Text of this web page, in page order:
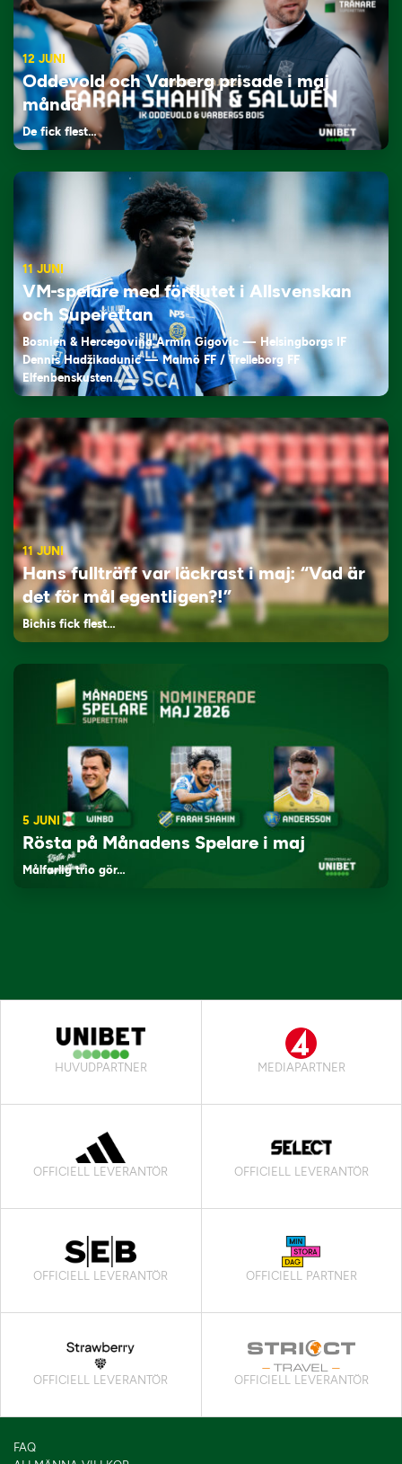
12 JUNI
Oddevold och Varberg prisade i maj
månad
De fick flest…
11 JUNI
VM-spelare med förflutet i Allsvenskan
och Superettan
Bosnien & Hercegovina Armin Gigovic — Helsingborgs IF
Dennis Hadžikadunić — Malmö FF / Trelleborg FF
Elfenbenskusten…
11 JUNI
Hans fullträff var läckrast i maj: “Vad är
det för mål egentligen?!”
Bichis fick flest…
5 JUNI
Rösta på Månadens Spelare i maj
Målfarlig trio gör…
HUVUDPARTNER MEDIAPARTNER
OFFICIELL LEVERANTÖR OFFICIELL LEVERANTÖR
OFFICIELL LEVERANTÖR OFFICIELL PARTNER
OFFICIELL LEVERANTÖR OFFICIELL LEVERANTÖR
FAQ